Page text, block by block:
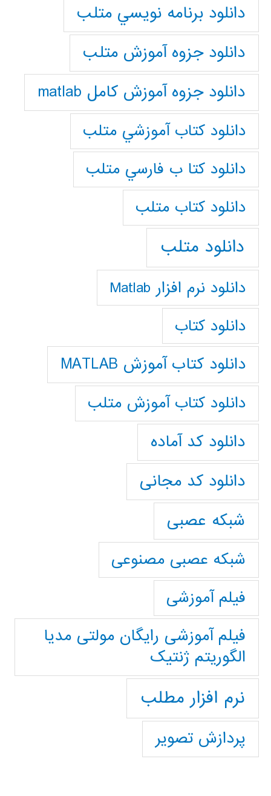
دانلود برنامه نويسي متلب
دانلود جزوه آموزش متلب
دانلود جزوه آموزش کامل matlab
دانلود كتاب آموزشي متلب
دانلود كتا ب فارسي متلب
دانلود كتاب متلب
دانلود متلب
دانلود نرم افزار Matlab
دانلود کتاب
دانلود کتاب آموزش MATLAB
دانلود کتاب آموزش متلب
دانلود کد آماده
دانلود کد مجانی
شبکه عصبی
شبکه عصبی مصنوعی
فیلم آموزشی
فیلم آموزشی رایگان مولتی مدیا
الگوریتم ژنتیک
نرم افزار مطلب
پردازش تصویر